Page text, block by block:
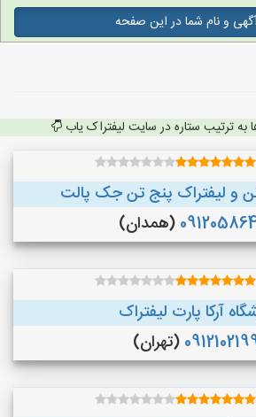
و نام شما در این صفحه
به ترتیب ستاره در سایت لیفتراک یاب
و لیفتراک پنج تن جک پالت
(همدان)
آرکا پارت لیفتراک
(تهران)